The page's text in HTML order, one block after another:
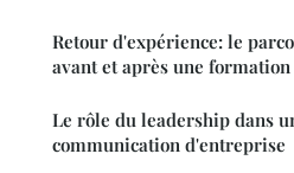
Retour d'expérience: le
avant et après une
Le rôle du leadership dans
communication d'entreprise